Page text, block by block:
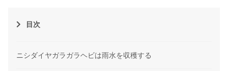
目次
ニシダイヤガラガラヘビは雨水を収穫する